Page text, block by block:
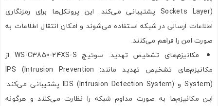
Sockets Layer) پشتیبانی می‌کند. این پروتکل‌ها برای رمزنگاری
اطلاعات ارسالی در شبکه استفاده می‌شوند و امکان انتقال اطلاعات به
صورت امن را فراهم می‌کنند.
مکانیزم‌های تشخیص تهدید: سوئیچ WS-C3850-24XS-S از
مکانیزم‌های تشخیص تهدید مانند: IPS (Intrusion Prevention
System) و IDS (Intrusion Detection System) پشتیبانی می‌کند.
این مکانیزم‌ها به صورت مداوم شبکه را نظارت می‌کنند و هرگونه